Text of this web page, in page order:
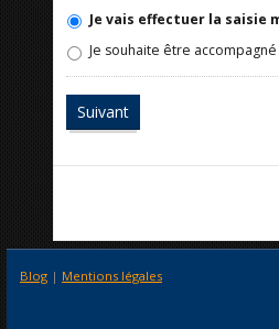
Je vais effectuer la saisie
Je souhaite être
Blog | Mentions légales